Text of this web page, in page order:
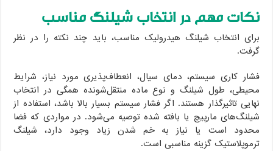
مهم در انتخاب شیلنگ مناسب
انتخاب شیلنگ هیدرولیک مناسب، باید چند نکته را در نظر
کاری سیستم، دمای سیال، انعطاف‌پذیری مورد نیاز، شرایط
طول شیلنگ و نوع ماده منتقل‌شونده همگی در انتخاب
تاثیرگذار هستند. اگر فشار سیستم بسیار بالا باشد، استفاده از
مارپیچ یا بافته شده توصیه می‌شود. در مواردی که فضا
است یا نیاز به خم شدن زیاد وجود دارد، شیلنگ
گزینه مناسبی است.